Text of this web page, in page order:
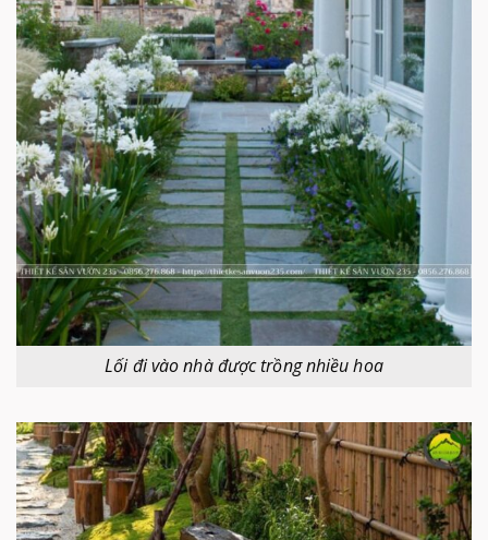
Lối đi vào nhà được trồng nhiều hoa